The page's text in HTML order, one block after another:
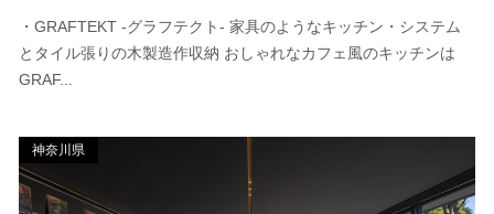
・GRAFTEKT -グラフテクト- 家具のようなキッチン・システム
とタイル張りの木製造作収納 おしゃれなカフェ風のキッチンは
GRAF...
神奈川県